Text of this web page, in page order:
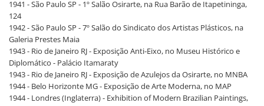
1941 - São Paulo SP - 1º Salão Osirarte, na Rua Barão de Itapetininga,
124
1942 - São Paulo SP - 7º Salão do Sindicato dos Artistas Plásticos, na
Galeria Prestes Maia
1943 - Rio de Janeiro RJ - Exposição Anti-Eixo, no Museu Histórico e
Diplomático - Palácio Itamaraty
1943 - Rio de Janeiro RJ - Exposição de Azulejos da Osirarte, no MNBA
1944 - Belo Horizonte MG - Exposição de Arte Moderna, no MAP
1944 - Londres (Inglaterra) - Exhibition of Modern Brazilian Paintings,